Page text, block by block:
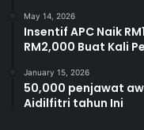
May 14, 2026
Insentif APC Naik
RM2,000 Buat Kali
January 15, 2026
50,000 penjawat
Aidilfitri tahun Ini